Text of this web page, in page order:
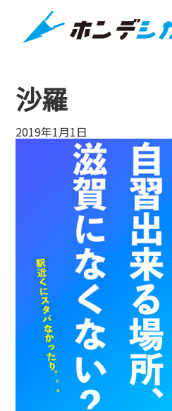
沙羅
2019年1月1日